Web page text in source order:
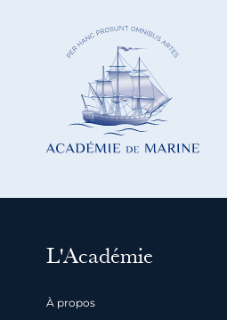
L'Académie
À propos